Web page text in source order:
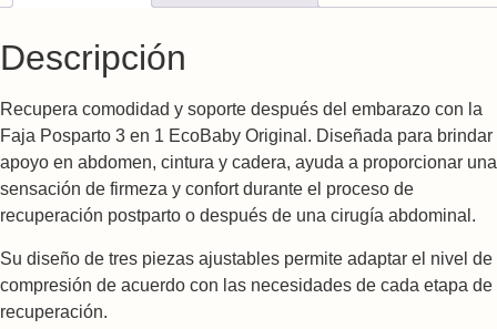
Descripción
Recupera comodidad y soporte después del embarazo con la
Faja Posparto 3 en 1 EcoBaby Original. Diseñada para brindar
apoyo en abdomen, cintura y cadera, ayuda a proporcionar una
sensación de firmeza y confort durante el proceso de
recuperación postparto o después de una cirugía abdominal.
Su diseño de tres piezas ajustables permite adaptar el nivel de
compresión de acuerdo con las necesidades de cada etapa de
recuperación.